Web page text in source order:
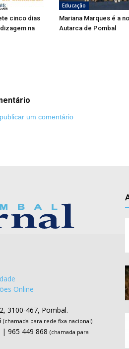
cinco dias
na
Educação
Mariana Marques é a
Autarca de Pombal
um comentário
Online
3100-467, Pombal.
(chamada para rede fixa nacional)
| 965 449 868 (chamada para